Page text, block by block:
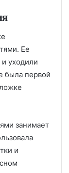
Ее
уходили
была первой
занимает
и